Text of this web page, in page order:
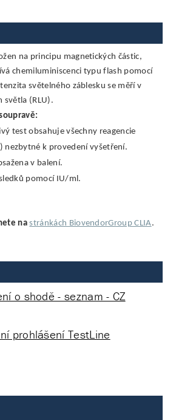
na principu magnetických částic,
chemiluminiscenci typu flash pomocí
světelného záblesku se měří v
světla (RLU).
test obsahuje všechny reagencie
nezbytné k provedení vyšetření.
v balení.
pomocí IU/ml.
nastránkách BiovendorGroup CLIA.
o shodě - seznam - CZ
prohlášení TestLine